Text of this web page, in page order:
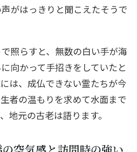
がはっきりと聞こえたそうで
照らすと、無数の白い手が海
向かって手招きをしていたと
は、成仏できない霊たちが今
者の温もりを求めて水面まで
地元の古老は語ります。